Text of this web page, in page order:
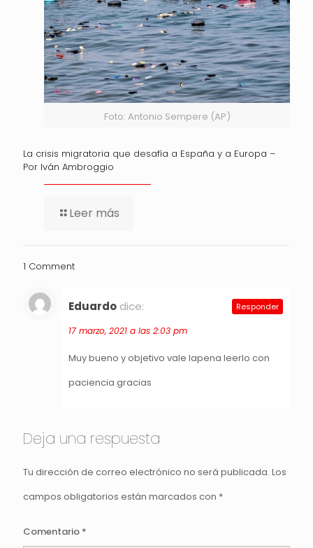
Foto: Antonio Sempere (AP)
La crisis migratoria que desafía a España y a Europa –
Por Iván Ambroggio
Leer más
1 Comment
Eduardo dice:
17 marzo, 2021 a las 2:03 pm
Muy bueno y objetivo vale lapena leerlo con
paciencia gracias
Responder
Deja una respuesta
Tu dirección de correo electrónico no será publicada. Los
campos obligatorios están marcados con *
Comentario *